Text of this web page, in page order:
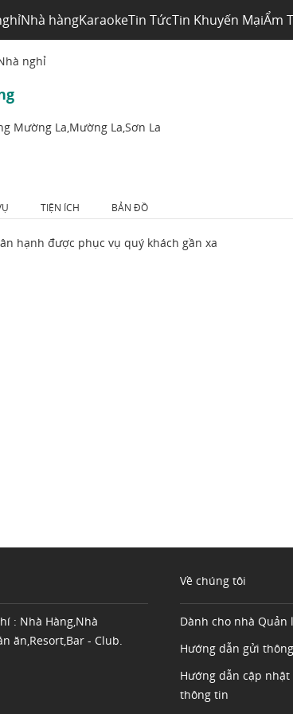
Nhà hàngKaraokeTin TứcTin Khuyến MạiẨm
nghỉ
Mường La,Mường La,Sơn La
TIỆN ÍCH BẢN ĐỒ
hạnh được phục vụ quý khách gần xa
: Nhà Hàng,Nhà
ăn,Resort,Bar - Club.
Về chúng tôi
Dành cho nhà Quản
Hướng dẫn gửi
Hướng dẫn cập nhật
thông tin